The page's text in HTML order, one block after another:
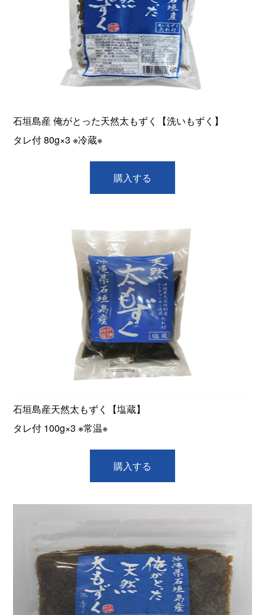
石垣島産 俺がとった天然太もずく【洗いもずく】
タレ付 80g×3 ※冷蔵※
購入する
石垣島産天然太もずく【塩蔵】
タレ付 100g×3 ※常温※
購入する